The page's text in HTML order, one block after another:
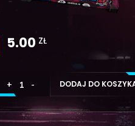
5.00 ZŁ
DODAJ DO